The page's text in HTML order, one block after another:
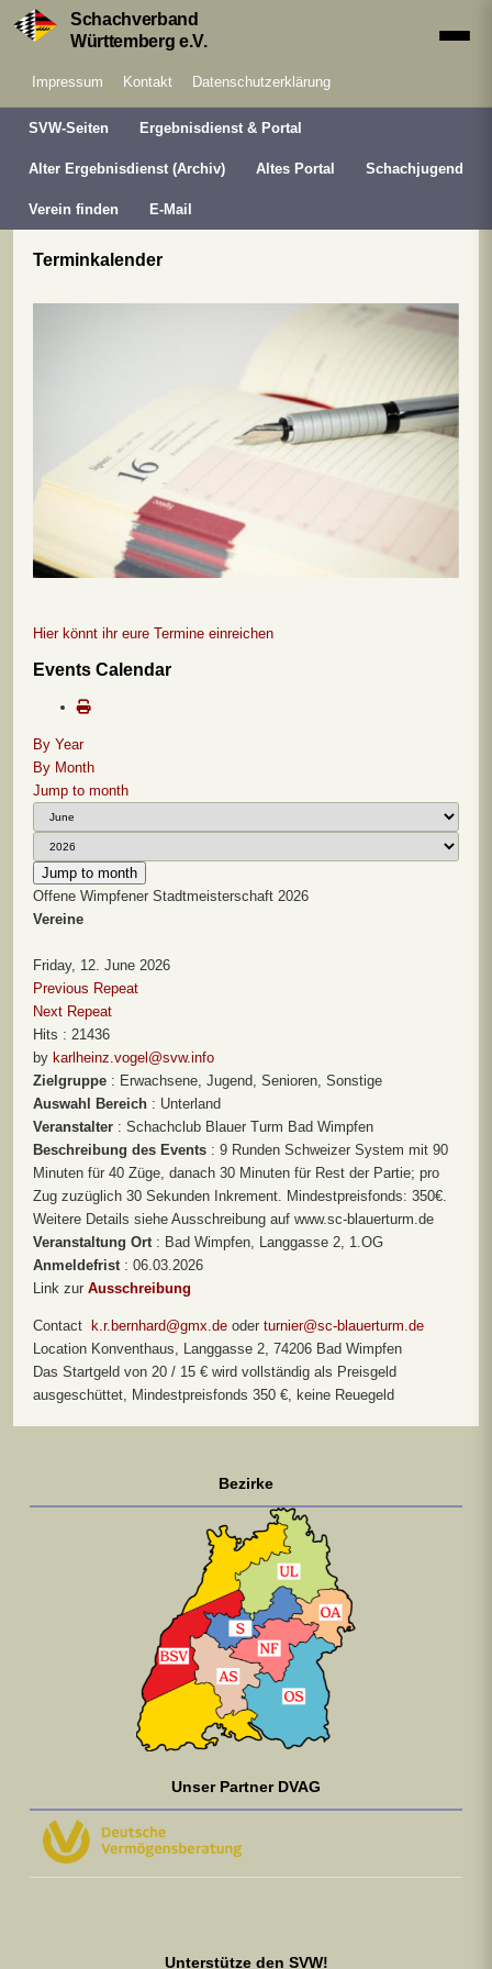
Schachverband
Württemberg e.V.
Impressum Kontakt Datenschutzerklärung
SVW-Seiten Ergebnisdienst & Portal
Alter Ergebnisdienst (Archiv) Altes Portal Schachjugend
Verein finden E-Mail
Terminkalender
Hier könnt ihr eure Termine einreichen
Events Calendar
By Year
By Month
Jump to month
Jump to month
Offene Wimpfener Stadtmeisterschaft 2026
Vereine
Friday, 12. June 2026
Previous Repeat
Next Repeat
Hits : 21436
by karlheinz.vogel@svw.info
Zielgruppe : Erwachsene, Jugend, Senioren, Sonstige
Auswahl Bereich : Unterland
Veranstalter : Schachclub Blauer Turm Bad Wimpfen
Beschreibung des Events : 9 Runden Schweizer System mit 90
Minuten für 40 Züge, danach 30 Minuten für Rest der Partie; pro
Zug zuzüglich 30 Sekunden Inkrement. Mindestpreisfonds: 350€.
Weitere Details siehe Ausschreibung auf www.sc-blauerturm.de
Veranstaltung Ort : Bad Wimpfen, Langgasse 2, 1.OG
Anmeldefrist: 06.03.2026
Link zur Ausschreibung
Contact k.r.bernhard@gmx.de oder turnier@sc-blauerturm.de
Location Konventhaus, Langgasse 2, 74206 Bad Wimpfen
Das Startgeld von 20 / 15 € wird vollständig als Preisgeld
ausgeschüttet, Mindestpreisfonds 350 €, keine Reuegeld
Bezirke
Unser Partner DVAG
Unterstütze den SVW!